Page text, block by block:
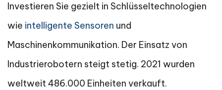
Investieren Sie gezielt in Schlüsseltechnologien
wie intelligente Sensoren und
Maschinenkommunikation. Der Einsatz von
Industrierobotern steigt stetig. 2021 wurden
weltweit 486.000 Einheiten verkauft.